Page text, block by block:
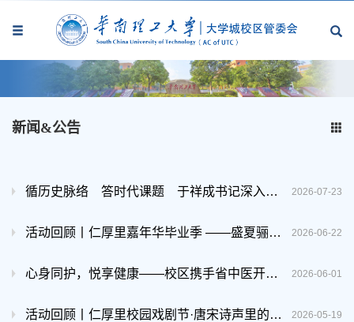
新闻&公告
循历史脉络 答时代课题 于祥成书记深入三校区调研 2026-07-23
活动回顾丨仁厚里嘉年华毕业季 ——盛夏骊歌青春音乐会 2026-06-22
心身同护，悦享健康——校区携手省中医开展身心健康系列活动 2026-06-01
活动回顾丨仁厚里校园戏剧节·唐宋诗声里的昆曲之美 2026-05-19